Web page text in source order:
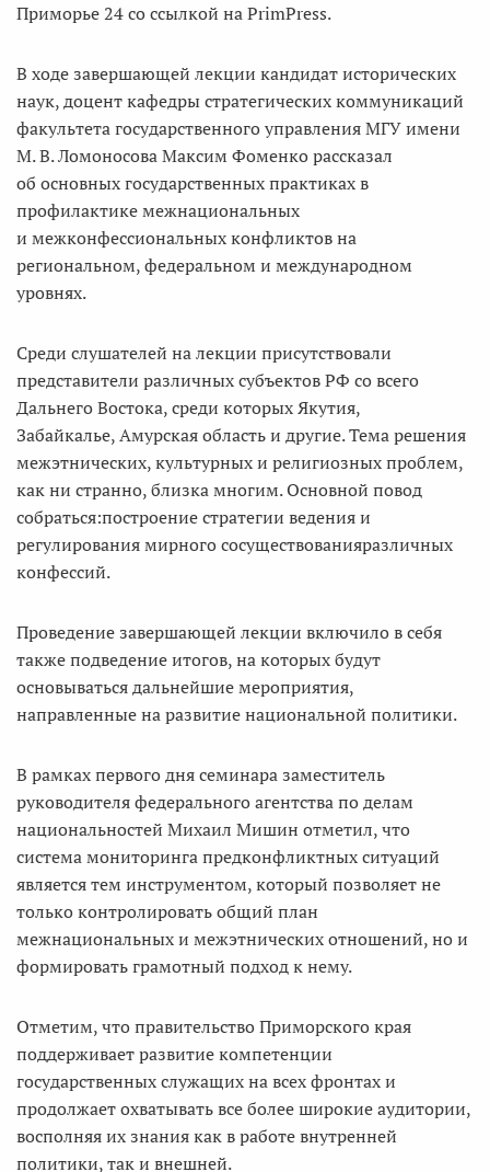
Приморье 24 со ссылкой на PrimPress.
В ходе завершающей лекции кандидат исторических
наук, доцент кафедры стратегических коммуникаций
факультета государственного управления МГУ имени
М. В. Ломоносова Максим Фоменко рассказал
об основных государственных практиках в
профилактике межнациональных
и межконфессиональных конфликтов на
региональном, федеральном и международном
уровнях.
Среди слушателей на лекции присутствовали
представители различных субъектов РФ со всего
Дальнего Востока, среди которых Якутия,
Забайкалье, Амурская область и другие. Тема решения
межэтнических, культурных и религиозных проблем,
как ни странно, близка многим. Основной повод
собраться:построение стратегии ведения и
регулирования мирного сосуществованияразличных
конфессий.
Проведение завершающей лекции включило в себя
также подведение итогов, на которых будут
основываться дальнейшие мероприятия,
направленные на развитие национальной политики.
В рамках первого дня семинара заместитель
руководителя федерального агентства по делам
национальностей Михаил Мишин отметил, что
система мониторинга предконфликтных ситуаций
является тем инструментом, который позволяет не
только контролировать общий план
межнациональных и межэтнических отношений, но и
формировать грамотный подход к нему.
Отметим, что правительство Приморского края
поддерживает развитие компетенции
государственных служащих на всех фронтах и
продолжает охватывать все более широкие аудитории,
восполняя их знания как в работе внутренней
политики, так и внешней.